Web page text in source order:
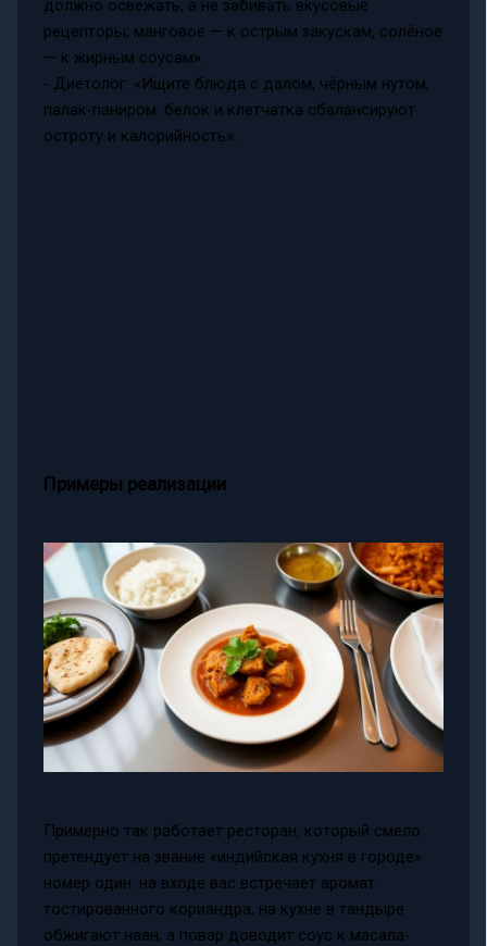
должно освежать, а не забивать вкусовые
рецепторы; манговое — к острым закускам, солёное
— к жирным соусам».
- Диетолог: «Ищите блюда с далом, чёрным нутом,
палак-паниром: белок и клетчатка сбалансируют
остроту и калорийность».
Примеры реализации
Примерно так работает ресторан, который смело
претендует на звание «индийская кухня в городе»
номер один: на входе вас встречает аромат
тостированного кориандра, на кухне в тандыре
обжигают наан, а повар доводит соус к масала-